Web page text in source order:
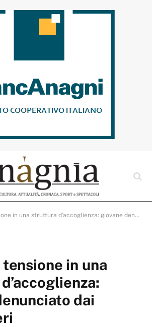
una struttura d’accoglienza: giovane denunciato dai Carabinieri
in una
dai